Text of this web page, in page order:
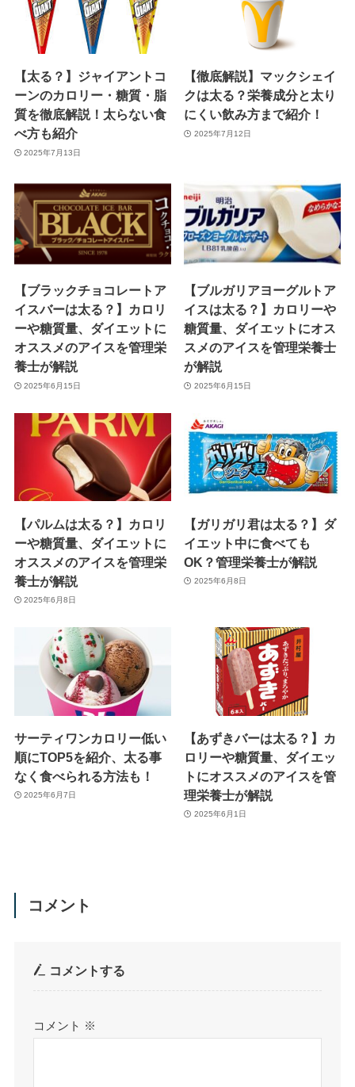
【太る？】ジャイアントコ
ーンのカロリー・糖質・脂
質を徹底解説！太らない食
べ方も紹介
2025年7月13日
【徹底解説】マックシェイ
クは太る？栄養成分と太り
にくい飲み方まで紹介！
2025年7月12日
【ブラックチョコレートア
イスバーは太る？】カロリ
ーや糖質量、ダイエットに
オススメのアイスを管理栄
養士が解説
2025年6月15日
【ブルガリアヨーグルトア
イスは太る？】カロリーや
糖質量、ダイエットにオス
スメのアイスを管理栄養士
が解説
2025年6月15日
【パルムは太る？】カロリ
ーや糖質量、ダイエットに
オススメのアイスを管理栄
養士が解説
2025年6月8日
【ガリガリ君は太る？】ダ
イエット中に食べても
OK？管理栄養士が解説
2025年6月8日
サーティワンカロリー低い
順にTOP5を紹介、太る事
なく食べられる方法も！
2025年6月7日
【あずきバーは太る？】カ
ロリーや糖質量、ダイエッ
トにオススメのアイスを管
理栄養士が解説
2025年6月1日
コメント
コメントする
コメント ※